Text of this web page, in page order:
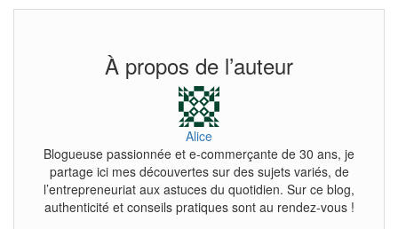
À propos de l’auteur
Alice
Blogueuse passionnée et e-commerçante de 30 ans, je
partage ici mes découvertes sur des sujets variés, de
l’entrepreneuriat aux astuces du quotidien. Sur ce blog,
authenticité et conseils pratiques sont au rendez-vous !